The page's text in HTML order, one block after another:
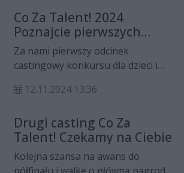
Co Za Talent! 2024
Poznajcie pierwszych
uczestników
Za nami pierwszy odcinek
castingowy konkursu dla dzieci i
Przedstawiamy pierwszych
12.11.2024 13:36
Drugi casting Co Za
Talent! Czekamy na Ciebie
Kolejna szansa na awans do